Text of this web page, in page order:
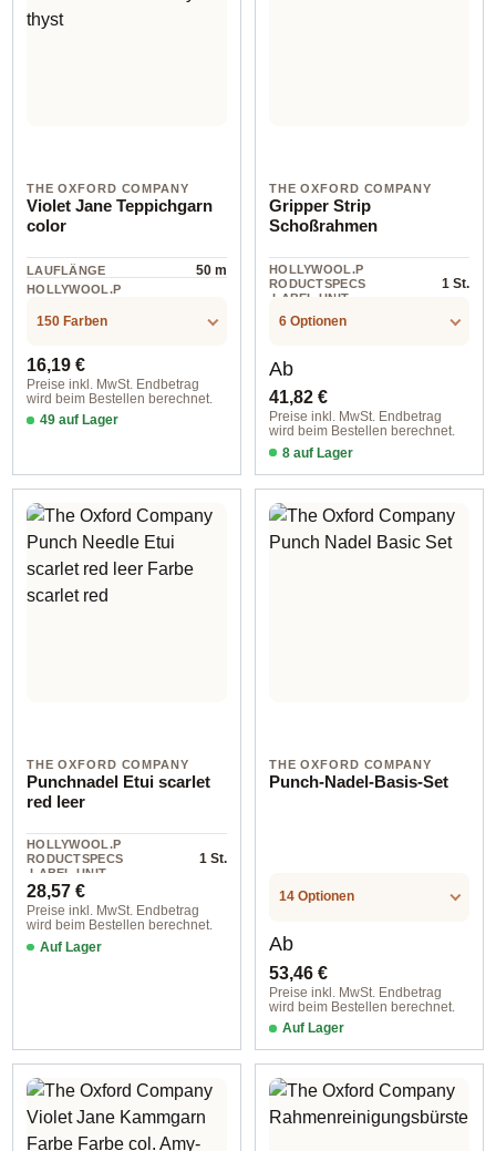
THE OXFORD COMPANY
Violet Jane Teppichgarn
color
LAUFLÄNGE 50 m
HOLLYWOOL.P
.LABEL.MATERI
150 Farben
Regulärer Preis:
16,19 €
Preise inkl. MwSt. Endbetrag
wird beim Bestellen berechnet.
49 auf Lager
THE OXFORD COMPANY
Gripper Strip
Schoßrahmen
HOLLYWOOL.P
RODUCTSPECS
.LABEL.UNIT
1 St.
6 Optionen
Regulärer Preis:
Ab
41,82 €
Preise inkl. MwSt. Endbetrag
wird beim Bestellen berechnet.
8 auf Lager
THE OXFORD COMPANY
Punchnadel Etui scarlet
red leer
HOLLYWOOL.P
RODUCTSPECS
.LABEL.UNIT
1 St.
Regulärer Preis:
28,57 €
Preise inkl. MwSt. Endbetrag
wird beim Bestellen berechnet.
Auf Lager
THE OXFORD COMPANY
Punch-Nadel-Basis-Set
14 Optionen
Regulärer Preis:
Ab
53,46 €
Preise inkl. MwSt. Endbetrag
wird beim Bestellen berechnet.
Auf Lager